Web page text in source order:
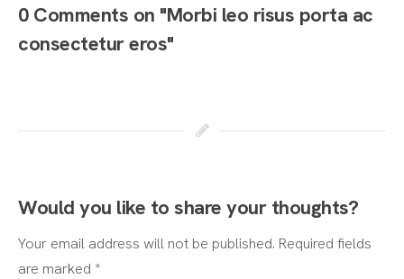
0 Comments on "Morbi leo risus porta ac
consectetur eros"
Would you like to share your thoughts?
Your email address will not be published. Required fields
are marked *